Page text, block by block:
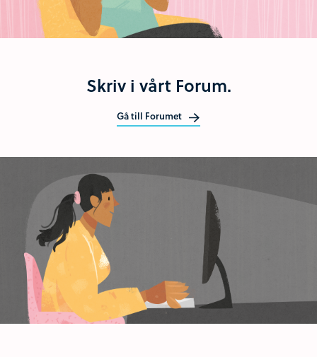
Skriv i vårt Forum.
Gå till Forumet